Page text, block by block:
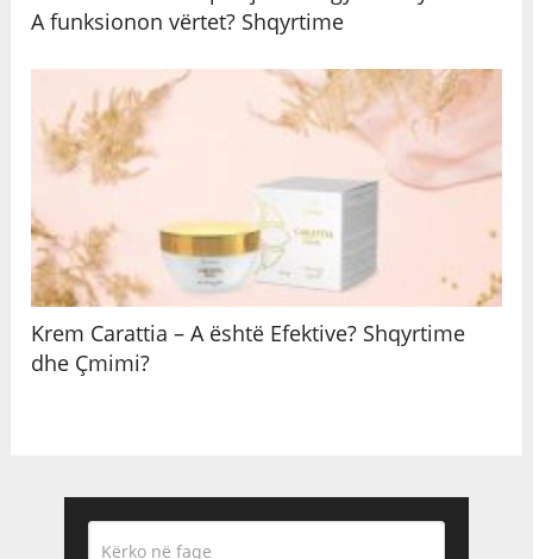
A funksionon vërtet? Shqyrtime
Krem Carattia – A është Efektive? Shqyrtime
dhe Çmimi?